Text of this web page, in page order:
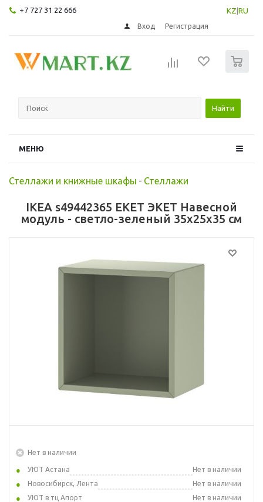
+7 727 31 22 666 KZ RU
Вход Регистрация
Найти
МЕНЮ
Стеллажи и книжные шкафы - Стеллажи
IKEA s49442365 EKET ЭКЕТ Навесной
модуль - светло-зеленый 35x25x35 см
Нет в наличии
УЮТ Астана
Нет в наличии
Новосибирск, Лента
Нет в наличии
УЮТ в тц Апорт
Нет в наличии